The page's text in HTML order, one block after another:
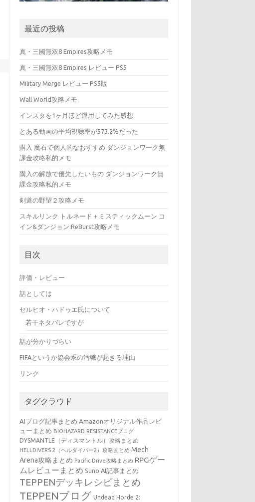
最近の投稿
真・三國無双8 Empires攻略メモ
真・三國無双8 Empires レビュー PS5
Military Merge レビュー PS5版
Wall World攻略メモ
インスタを1ヶ月ほど運用してみた感想
とある動画の平均視聴率が573.2%だった
購入 魔石で個人的なおすすめ ダンジョンワーク無
課金攻略私的メモ
購入の解放で優先したいもの ダンジョンワーク無
課金攻略私的メモ
剣道の野望２攻略メモ
スキルリンク トルネード＋ミスティックムーン コ
イン&ダンジョン:ReBurst攻略メモ
目次
評価・レビュー
話としては
セルヒオ・ハドゥエ氏について
若干ネタバレですが
話が分かりづらい
FIFAというか協会系の汚職が起きる理由
リンク
タグクラウド
AIブログ記事まとめ Amazonオリジナル作品レビ
ューまとめ BIOHAZARD RESISTANCEブログ
DYSMANTLE（ディスマントル）攻略まとめ
HELLDIVERS 2（ヘルダイバー2）攻略まとめ Mech
Arena攻略まとめ Pacific Drive攻略まとめ RPGゲー
ムレビューまとめ Suno AI記事まとめ
TEPPENデッキレシピまとめ
TEPPENブログ Undead Horde 2: